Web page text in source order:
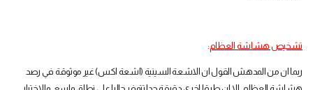
تشخيص هشاشة العظام :
ربما ان من المدهش القول ان الاشعة السينية (اشعة اكس) غير موثوقة في رصد